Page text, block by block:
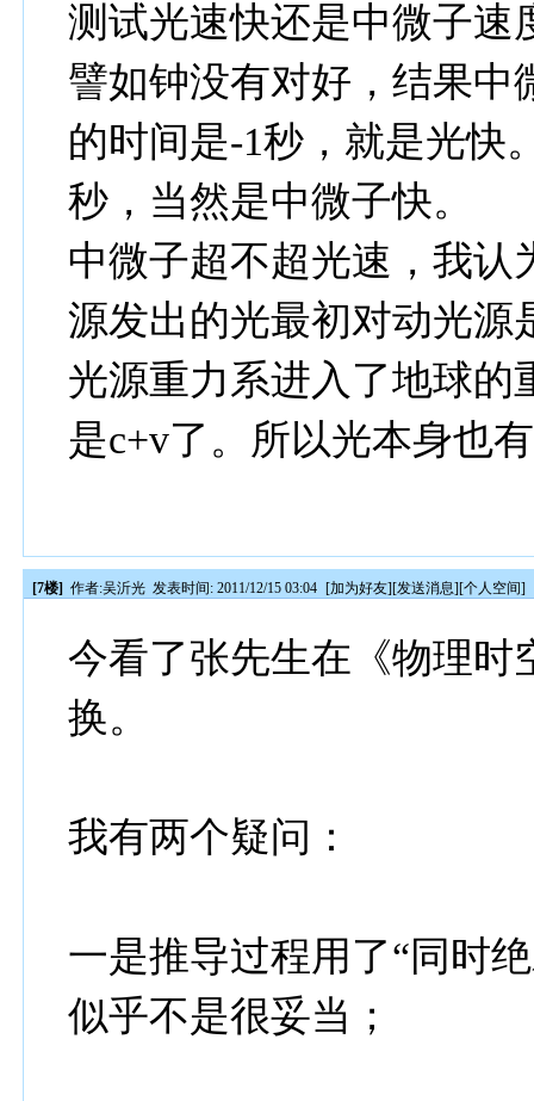
测试光速快还是中微子速
譬如钟没有对好，结果中
的时间是-1秒，就是光快
秒，当然是中微子快。
中微子超不超光速，我认
源发出的光最初对动光源
光源重力系进入了地球的
是c+v了。所以光本身也
[7楼] 作者:吴沂光 发表时间: 2011/12/15 03:04 [加为好友][发送消息][个人空间]
今看了张先生在《物理时
换。
我有两个疑问：
一是推导过程用了“同时
似乎不是很妥当；